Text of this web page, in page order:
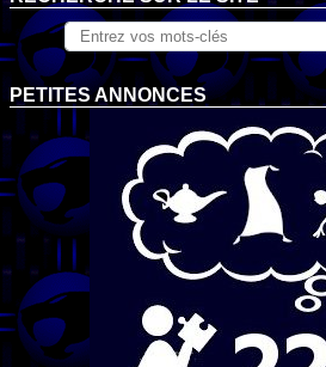
PETITES ANNONCES